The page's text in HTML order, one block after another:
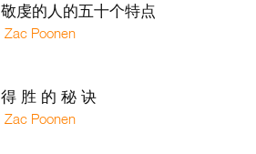
敬虔的人的五十个特点
Zac Poonen
得 胜 的 秘 诀
Zac Poonen